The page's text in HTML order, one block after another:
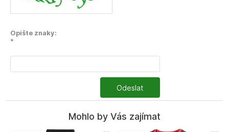
Opište znaky:
*
Odeslat
Mohlo by Vás zajímat